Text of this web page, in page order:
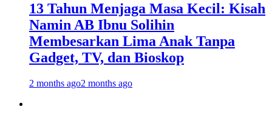
13 Tahun Menjaga Masa Kecil: Kisah
Namin AB Ibnu Solihin
Membesarkan Lima Anak Tanpa
Gadget, TV, dan Bioskop
2 months ago2 months ago